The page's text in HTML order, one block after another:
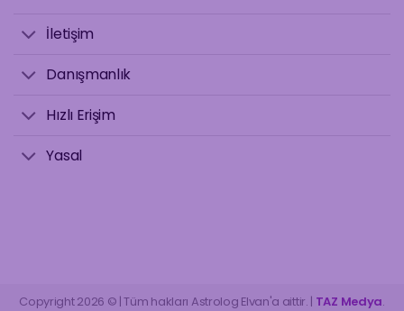
İletişim
Danışmanlık
Hızlı Erişim
Yasal
Copyright 2026 © | Tüm hakları Astrolog Elvan'a aittir. | TAZ Medya.